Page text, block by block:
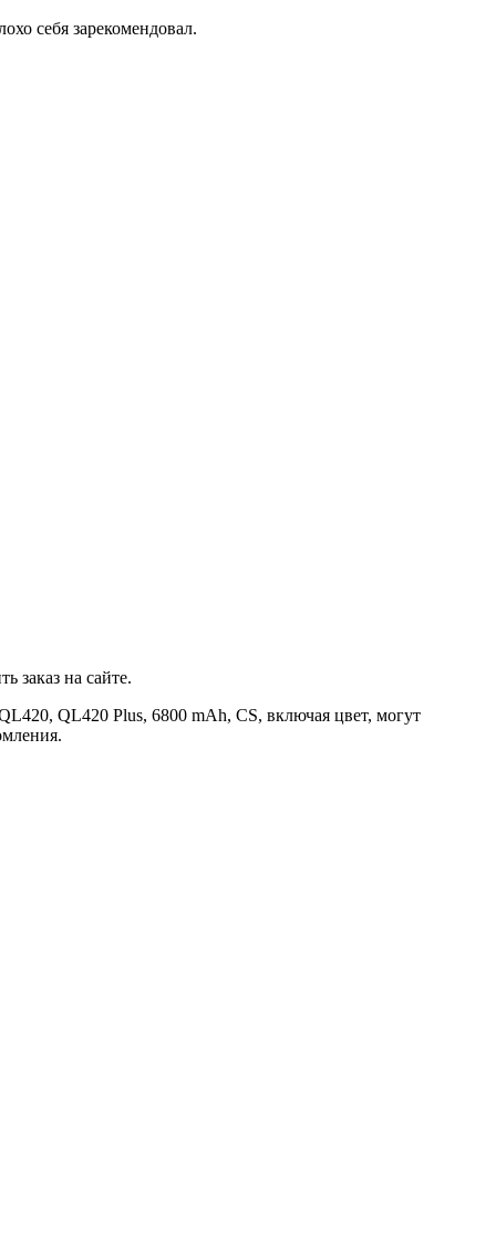
себя зарекомендовал.
заказ на сайте.
QL420 Plus, 6800 mAh, CS, включая цвет, могут